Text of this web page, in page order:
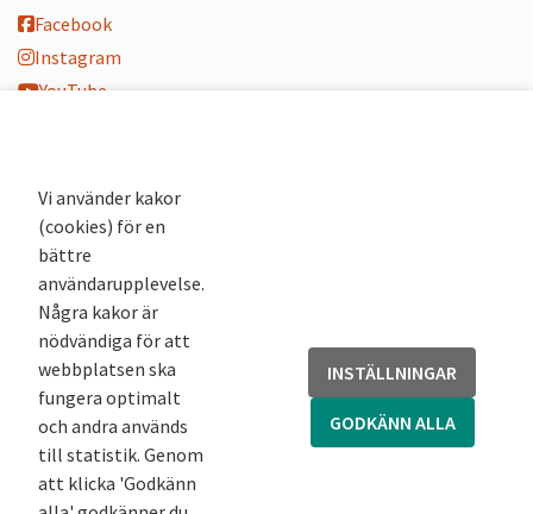
Facebook
Instagram
YouTube
Nyhetsbrev
Andra webbplatser
Arkivsök
Fornsök
Fornreg
Bebyggelseregistret
Runor
Kringla
Vi använder kakor
(cookies) för en
bättre
användarupplevelse.
Några kakor är
nödvändiga för att
webbplatsen ska
fungera optimalt
och andra används
till statistik. Genom
att klicka 'Godkänn
INSTÄLLNINGAR
GODKÄNN ALLA